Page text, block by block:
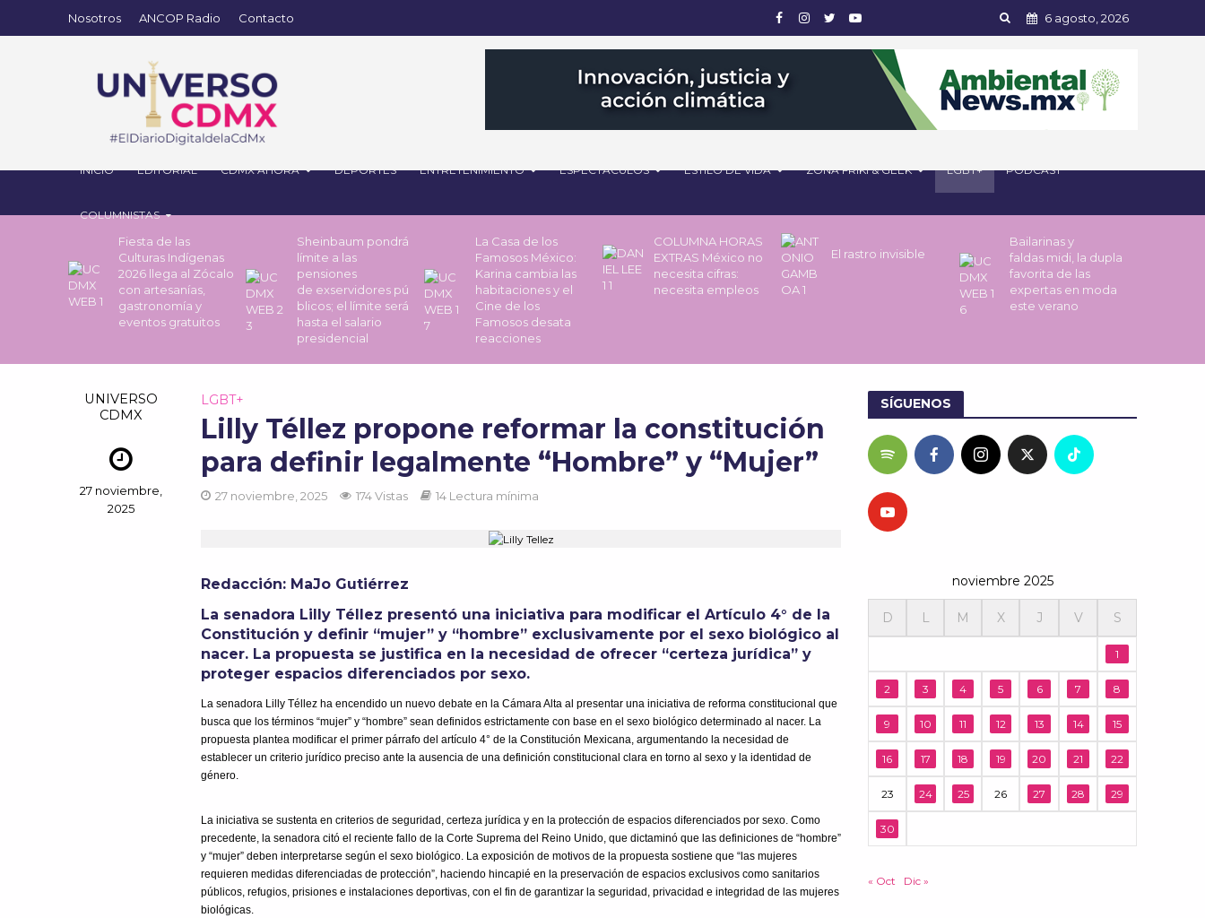
Nosotros ANCOP Radio Contacto 6 agosto, 2026
INICIO EDITORIAL CDMX AHORA DEPORTES ENTRETENIMIENTO ESPECTÁCULOS ESTILO DE VIDA ZONA FRIKI & GEEK LGBT+ PODCAST
COLUMNISTAS
Fiesta de las
Culturas Indígenas
2026 llega al Zócalo
con artesanías,
gastronomía y
eventos gratuitos
Sheinbaum pondrá
límite a las
pensiones
de exservidores pú
blicos; el límite será
hasta el salario
presidencial
La Casa de los
Famosos México:
Karina cambia las
habitaciones y el
Cine de los
Famosos desata
reacciones
COLUMNA HORAS
EXTRAS México no
necesita cifras:
necesita empleos
El rastro invisible
Bailarinas y
faldas midi, la dupla
favorita de las
expertas en moda
este verano
UNIVERSO
CDMX
27 noviembre,
2025
LGBT+
Lilly Téllez propone reformar la constitución
para definir legalmente “Hombre” y “Mujer”
27 noviembre, 2025 174 Vistas 14 Lectura mínima
Redacción: MaJo Gutiérrez
La senadora Lilly Téllez presentó una iniciativa para modificar el Artículo 4° de la
Constitución y definir “mujer” y “hombre” exclusivamente por el sexo biológico al
nacer. La propuesta se justifica en la necesidad de ofrecer “certeza jurídica” y
proteger espacios diferenciados por sexo.
La senadora Lilly Téllez ha encendido un nuevo debate en la Cámara Alta al presentar una iniciativa de reforma constitucional que
busca que los términos “mujer” y “hombre” sean definidos estrictamente con base en el sexo biológico determinado al nacer. La
propuesta plantea modificar el primer párrafo del artículo 4° de la Constitución Mexicana, argumentando la necesidad de
establecer un criterio jurídico preciso ante la ausencia de una definición constitucional clara en torno al sexo y la identidad de
género.
La iniciativa se sustenta en criterios de seguridad, certeza jurídica y en la protección de espacios diferenciados por sexo. Como
precedente, la senadora citó el reciente fallo de la Corte Suprema del Reino Unido, que dictaminó que las definiciones de “hombre”
y “mujer” deben interpretarse según el sexo biológico. La exposición de motivos de la propuesta sostiene que “las mujeres
requieren medidas diferenciadas de protección”, haciendo hincapié en la preservación de espacios exclusivos como sanitarios
públicos, refugios, prisiones e instalaciones deportivas, con el fin de garantizar la seguridad, privacidad e integridad de las mujeres
biológicas.
SÍGUENOS
noviembre 2025
D L M X J V S
1
2 3 4 5 6 7 8
9 10 11 12 13 14 15
16 17 18 19 20 21 22
23 24 25 26 27 28 29
30
« Oct Dic »